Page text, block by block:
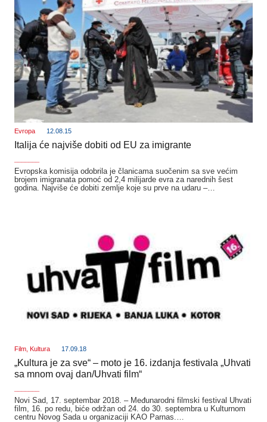
Evropa 12.08.15
Italija će najviše dobiti od EU za imigrante
Evropska komisija odobrila je članicama suočenim sa sve većim
brojem imigranata pomoć od 2,4 milijarde evra za narednih šest
godina. Najviše će dobiti zemlje koje su prve na udaru –…
Film Kultura 17.09.18
„Kultura je za sve“ – moto je 16. izdanja festivala „Uhvati
sa mnom ovaj dan/Uhvati film“
Novi Sad, 17. septembar 2018. – Međunarodni filmski festival Uhvati
film, 16. po redu, biće održan od 24. do 30. septembra u Kulturnom
centru Novog Sada u organizaciji KAO Parnas.…